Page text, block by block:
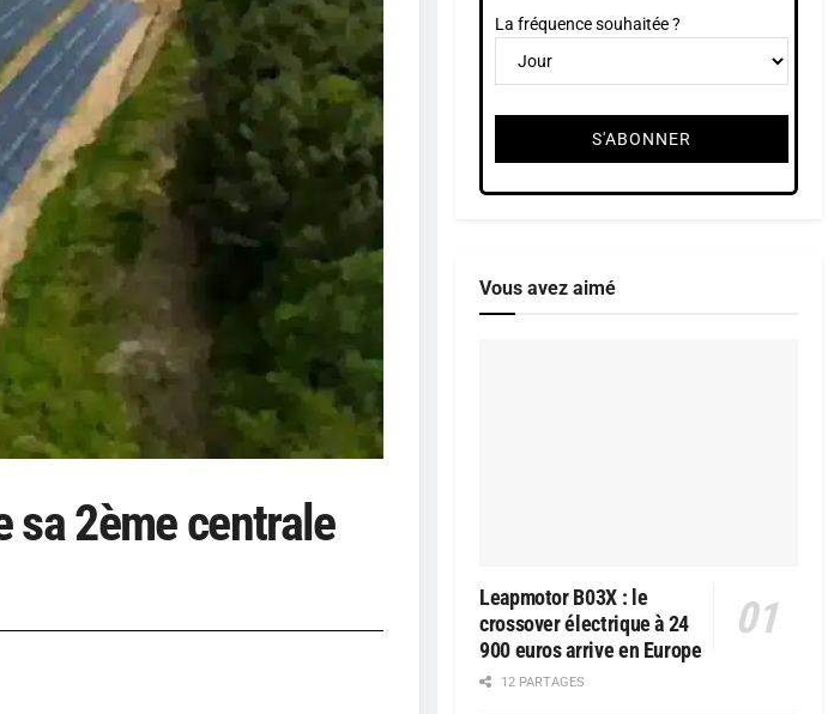
sa 2ème centrale
La fréquence souhaitée ?
Vous avez aimé
Leapmotor B03X : le
crossover électrique à 24
900 euros arrive en Europe
12 PARTAGES